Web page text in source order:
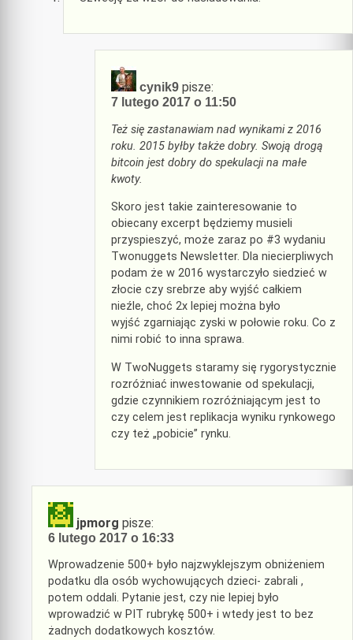
cynik9 pisze:
7 lutego 2017 o 11:50
Też się zastanawiam nad wynikami z 2016
roku. 2015 byłby także dobry. Swoją drogą
bitcoin jest dobry do spekulacji na małe
kwoty.
Skoro jest takie zainteresowanie to
obiecany excerpt będziemy musieli
przyspieszyć, może zaraz po #3 wydaniu
Twonuggets Newsletter. Dla niecierpliwych
podam że w 2016 wystarczyło siedzieć w
złocie czy srebrze aby wyjść całkiem
nieźle, choć 2x lepiej można było
wyjść zgarniając zyski w połowie roku. Co z
nimi robić to inna sprawa.
W TwoNuggets staramy się rygorystycznie
rozróżniać inwestowanie od spekulacji,
gdzie czynnikiem rozróżniającym jest to
czy celem jest replikacja wyniku rynkowego
czy też „pobicie” rynku.
jpmorg pisze:
6 lutego 2017 o 16:33
Wprowadzenie 500+ było najzwyklejszym obniżeniem
podatku dla osób wychowujących dzieci- zabrali ,
potem oddali. Pytanie jest, czy nie lepiej było
wprowadzić w PIT rubrykę 500+ i wtedy jest to bez
żadnych dodatkowych kosztów.